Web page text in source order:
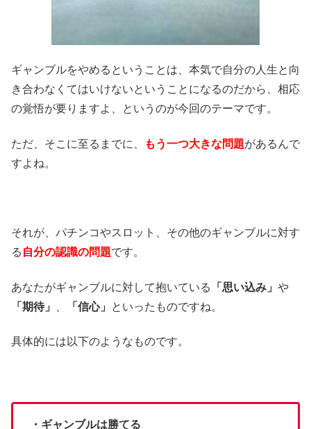
ギャンブルをやめるということは、本気で自分の人生と向
き合わなくてはいけないということになるのだから、相応
の覚悟が要りますよ、というのが今回のテーマです。
ただ、そこに至るまでに、 もう一つ大きな問題があるんで
すよね。
それが、パチンコやスロット、その他のギャンブルに対す
る 自分の認識の問題です。
あなたがギャンブルに対して抱いている 「思い込み」 や
「期待」
「信心」 といったものですね。
具体的には以下のようなものです。
・ギャンブルは勝てる